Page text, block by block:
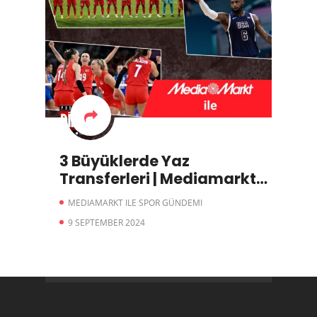
3 Büyüklerde Yaz
Transferleri | Mediamarkt
ile Spor Gündemi
MEDIAMARKT ILE SPOR GÜNDEMI
9 SEPTEMBER 2024